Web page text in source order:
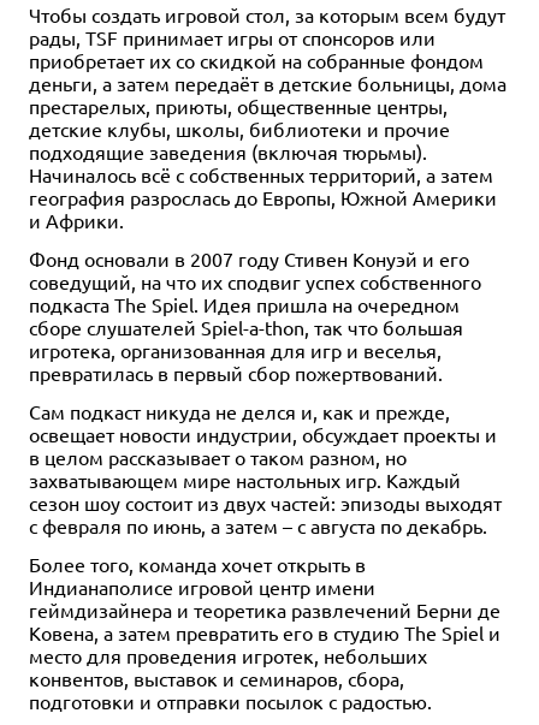
Чтобы создать игровой стол, за которым всем будут
рады, TSF принимает игры от спонсоров или
приобретает их со скидкой на собранные фондом
деньги, а затем передаёт в детские больницы, дома
престарелых, приюты, общественные центры,
детские клубы, школы, библиотеки и прочие
подходящие заведения (включая тюрьмы).
Начиналось всё с собственных территорий, а затем
география разрослась до Европы, Южной Америки
и Африки.
Фонд основали в 2007 году Стивен Конуэй и его
соведущий, на что их сподвиг успех собственного
подкаста The Spiel. Идея пришла на очередном
сборе слушателей Spiel-a-thon, так что большая
игротека, организованная для игр и веселья,
превратилась в первый сбор пожертвований.
Сам подкаст никуда не делся и, как и прежде,
освещает новости индустрии, обсуждает проекты и
в целом рассказывает о таком разном, но
захватывающем мире настольных игр. Каждый
сезон шоу состоит из двух частей: эпизоды выходят
с февраля по июнь, а затем – с августа по декабрь.
Более того, команда хочет открыть в
Индианаполисе игровой центр имени
геймдизайнера и теоретика развлечений Берни де
Ковена, а затем превратить его в студию The Spiel и
место для проведения игротек, небольших
конвентов, выставок и семинаров, сбора,
подготовки и отправки посылок с радостью.